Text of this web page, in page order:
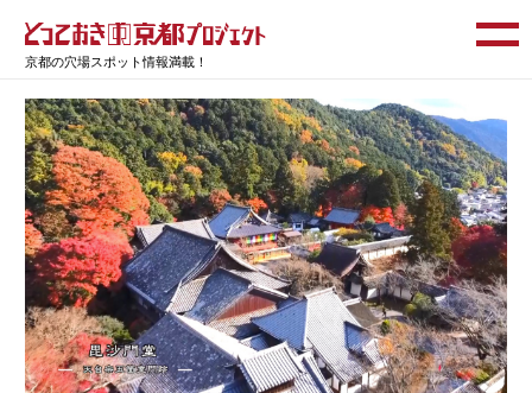
京都の穴場スポット情報満載！